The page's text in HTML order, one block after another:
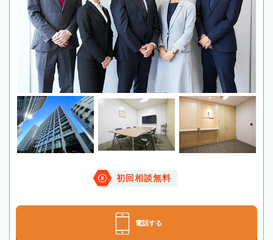
初回相談無料
電話する